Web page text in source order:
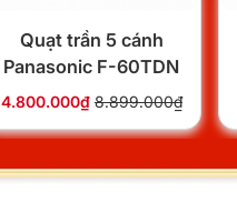
Quạt trần 5 cánh
Panasonic F-60TDN
4.800.000₫ 8.899.000₫